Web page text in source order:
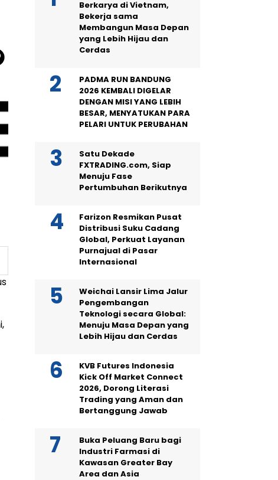
Berkarya di Vietnam,
Bekerja sama
Membangun Masa Depan
yang Lebih Hijau dan
Cerdas
PADMA RUN BANDUNG
2026 KEMBALI DIGELAR
DENGAN MISI YANG LEBIH
BESAR, MENYATUKAN PARA
PELARI UNTUK PERUBAHAN
Satu Dekade
FXTRADING.com, Siap
Menuju Fase
Pertumbuhan Berikutnya
Farizon Resmikan Pusat
Distribusi Suku Cadang
Global, Perkuat Layanan
Purnajual di Pasar
Internasional
Weichai Lansir Lima Jalur
Pengembangan
Teknologi secara Global:
Menuju Masa Depan yang
Lebih Hijau dan Cerdas
KVB Futures Indonesia
Kick Off Market Connect
2026, Dorong Literasi
Trading yang Aman dan
Bertanggung Jawab
Buka Peluang Baru bagi
Industri Farmasi di
Kawasan Greater Bay
Area dan Asia